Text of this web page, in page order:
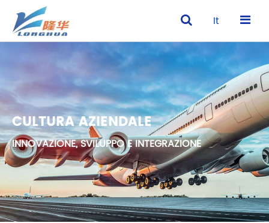
It
CULTURA AZIENDALE
INNOVAZIONE, SVILUPPO E INTEGRAZIONE